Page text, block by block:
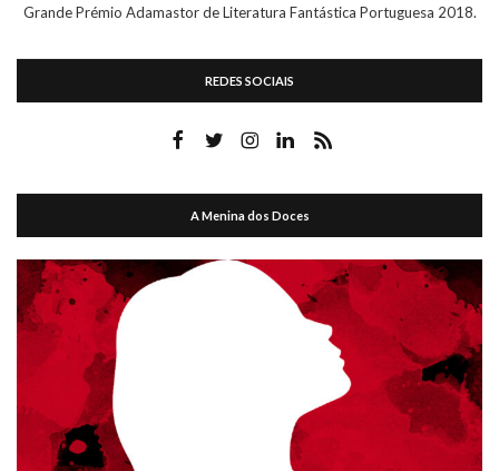
Grande Prémio Adamastor de Literatura Fantástica Portuguesa 2018.
REDES SOCIAIS
A Menina dos Doces